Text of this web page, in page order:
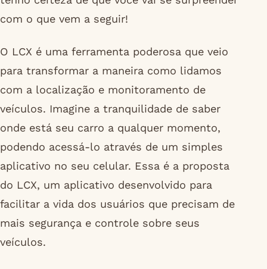
com o que vem a seguir!
O LCX é uma ferramenta poderosa que veio
para transformar a maneira como lidamos
com a localização e monitoramento de
veículos. Imagine a tranquilidade de saber
onde está seu carro a qualquer momento,
podendo acessá-lo através de um simples
aplicativo no seu celular. Essa é a proposta
do LCX, um aplicativo desenvolvido para
facilitar a vida dos usuários que precisam de
mais segurança e controle sobre seus
veículos.